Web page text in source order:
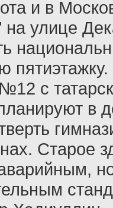
и в
улице
с
в
Старое